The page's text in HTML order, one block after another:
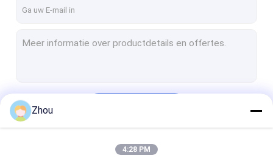
Infrarode Contactlenzen
Infrarode Duidelijke Speelkaarten
Zhou
4:28 PM